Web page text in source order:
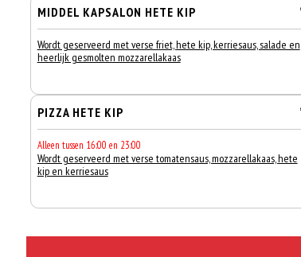
MIDDEL KAPSALON HETE KIP
Wordt geserveerd met verse friet, hete kip, kerriesaus, salade en
heerlijk gesmolten mozzarellakaas
PIZZA HETE KIP
Alleen tussen 16:00 en 23:00
Wordt geserveerd met verse tomatensaus, mozzarellakaas, hete
kip en kerriesaus